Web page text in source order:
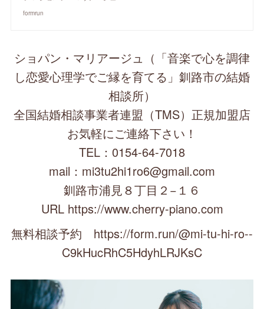
formrun
ショパン・マリアージュ（「音楽で心を調律
し恋愛心理学でご縁を育てる」釧路市の結婚
相談所）
全国結婚相談事業者連盟（TMS）正規加盟店
お気軽にご連絡下さい！
TEL：0154-64-7018
mail：mi3tu2hi1ro6@gmail.com
釧路市浦見８丁目２−１６
URL https://www.cherry-piano.com
無料相談予約 https://form.run/@mi-tu-hi-ro--
C9kHucRhC5HdyhLRJKsC